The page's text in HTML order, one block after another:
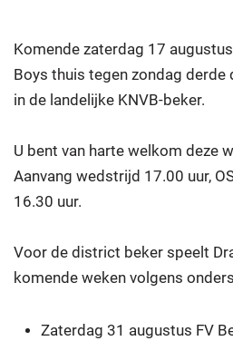
Komende zaterdag 17
Boys thuis tegen zondag derde
in de landelijke KNVB-beker.
U bent van harte welkom deze
Aanvang wedstrijd 17.00 uur,
16.30 uur.
Voor de district beker speelt
komende weken volgens
Zaterdag 31 augustus FV